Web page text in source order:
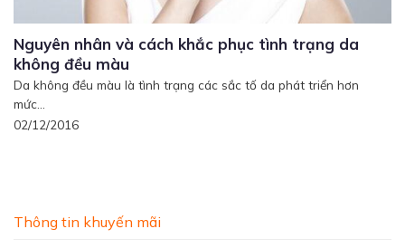
Thông tin khuyến mãi
Nguyên nhân và cách khắc phục tình trạng da
không đều màu
Da không đều màu là tình trạng các sắc tố da phát triển hơn
mức...
02/12/2016